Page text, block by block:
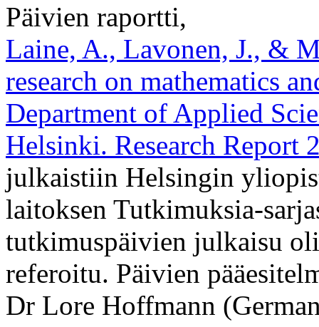
Päivien raportti,
Laine, A., Lavonen, J., &
research on mathematics
Department of Applied
Helsinki. Research Report
julkaistiin Helsingin
laitoksen Tutkimuksia-
tutkimuspäivien julkaisu
referoitu. Päivien
Dr Lore Hoffmann